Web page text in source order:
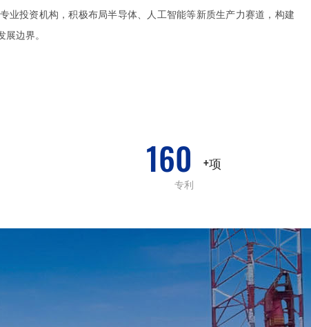
业投资机构，积极布局半导体、人工智能等新质生产力赛道，构建
边界。
160 +项
专利